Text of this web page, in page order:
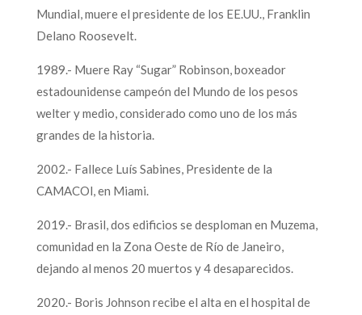
Mundial, muere el presidente de los EE.UU., Franklin
Delano Roosevelt.
1989.- Muere Ray “Sugar” Robinson, boxeador
estadounidense campeón del Mundo de los pesos
welter y medio, considerado como uno de los más
grandes de la historia.
2002.- Fallece Luís Sabines, Presidente de la
CAMACOl, en Miami.
2019.- Brasil, dos edificios se desploman en Muzema,
comunidad en la Zona Oeste de Río de Janeiro,
dejando al menos 20 muertos y 4 desaparecidos.
2020.- Boris Johnson recibe el alta en el hospital de